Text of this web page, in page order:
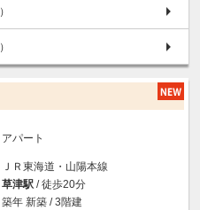
）
）
アパート
ＪＲ東海道・山陽本線
草津駅 / 徒歩20分
築年 新築 / 3階建